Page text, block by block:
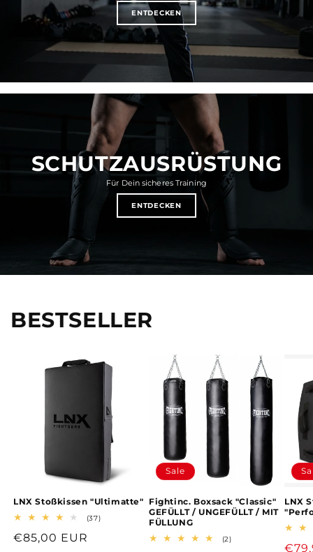
ENTDECKEN
SCHUTZAUSRÜSTUNG
Für Dein sicheres Training
ENTDECKEN
BESTSELLER
LNX Stoßkissen "Ultimatte"
(37)37
Bewertungen
Normaler
€85,00 EUR
Sale
Fightinc. Boxsack "Classic"
GEFÜLLT / UNGEFÜLLT / MIT
FÜLLUNG
(2)2
Bewertungen
LNX